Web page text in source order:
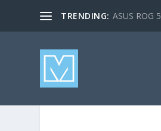
TRENDING: ASUS ROG